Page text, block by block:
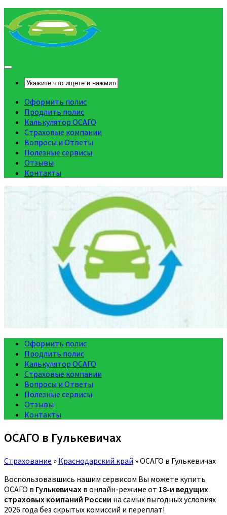
Оформить полис
Продлить полис
Калькулятор ОСАГО
Страховые компании
Вопросы и Ответы
Полезные сервисы
Отзывы
Контакты
Оформить полис
Продлить полис
Калькулятор ОСАГО
Страховые компании
Вопросы и Ответы
Полезные сервисы
Отзывы
Контакты
ОСАГО в Гулькевичах
Страхование » Краснодарский край »ОСАГО в Гулькевичах
Воспользовавшись нашим сервисом Вы можете купить
ОСАГО в Гулькевичах в онлайн-режиме от 18-и ведущих
страховых компаний России на самых выгодных условиях
2026 года без скрытых комиссий и переплат!